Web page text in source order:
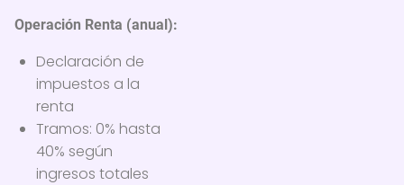
Operación Renta (anual):
Declaración de
impuestos a la
renta
Tramos: 0% hasta
40% según
ingresos totales